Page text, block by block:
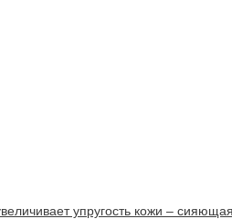
упругость кожи –